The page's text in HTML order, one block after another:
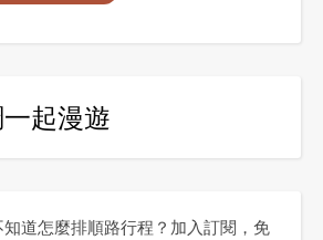
起漫遊
道怎麼排順路行程？加入訂閱，免